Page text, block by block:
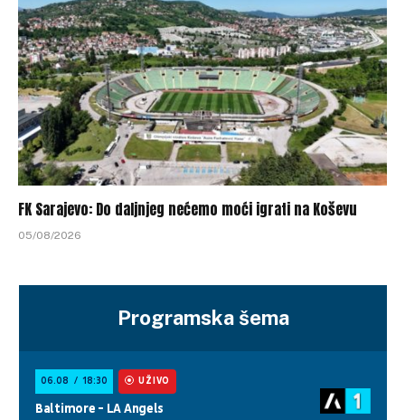
FK Sarajevo: Do daljnjeg nećemo moći igrati na Koševu
05/08/2026
Programska šema